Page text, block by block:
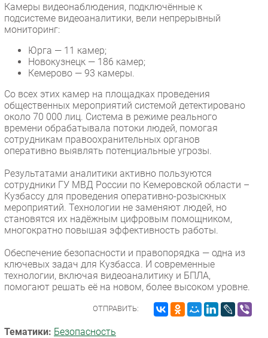
Здоровье
РАЗДЕЛЫ
Новости
Аналитика
Интервью
Мероприятия
Проекты
IT класс
Каталог компаний
Камеры видеонаблюдения, подключённые к
подсистеме видеоаналитики, вели непрерывный
мониторинг:
Юрга — 11 камер;
Новокузнецк — 186 камер;
Кемерово — 93 камеры.
Со всех этих камер на площадках проведения
общественных мероприятий системой детектировано
около 70 000 лиц. Система в режиме реального
времени обрабатывала потоки людей, помогая
сотрудникам правоохранительных органов
оперативно выявлять потенциальные угрозы.
Результатами аналитики активно пользуются
сотрудники ГУ МВД России по Кемеровской области –
Кузбассу для проведения оперативно-розыскных
мероприятий. Технологии не заменяют людей, но
становятся их надёжным цифровым помощником,
многократно повышая эффективность работы.
Обеспечение безопасности и правопорядка — одна из
ключевых задач для Кузбасса. И современные
технологии, включая видеоаналитику и БПЛА,
помогают решать её на новом, более высоком уровне.
ОТПРАВИТЬ:
Тематики: Безопасность